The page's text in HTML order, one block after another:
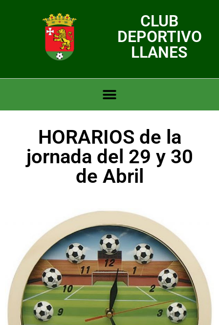
CLUB
DEPORTIVO
LLANES
HORARIOS de la
jornada del 29 y 30
de Abril